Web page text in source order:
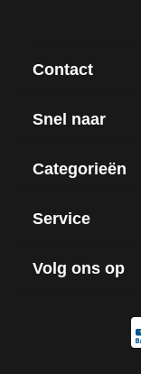
Contact
Snel naar
Categorieën
Service
Volg ons op